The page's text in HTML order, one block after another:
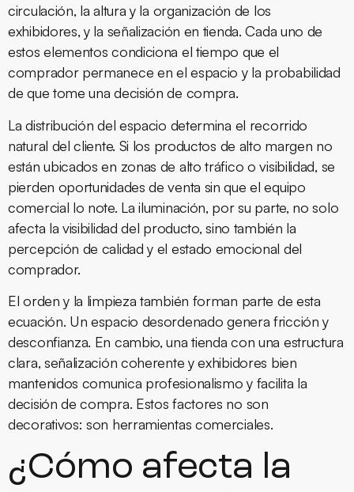
circulación, la altura y la organización de los
exhibidores, y la señalización en tienda. Cada uno de
estos elementos condiciona el tiempo que el
comprador permanece en el espacio y la probabilidad
de que tome una decisión de compra.
La distribución del espacio determina el recorrido
natural del cliente. Si los productos de alto margen no
están ubicados en zonas de alto tráfico o visibilidad, se
pierden oportunidades de venta sin que el equipo
comercial lo note. La iluminación, por su parte, no solo
afecta la visibilidad del producto, sino también la
percepción de calidad y el estado emocional del
comprador.
El orden y la limpieza también forman parte de esta
ecuación. Un espacio desordenado genera fricción y
desconfianza. En cambio, una tienda con una estructura
clara, señalización coherente y exhibidores bien
mantenidos comunica profesionalismo y facilita la
decisión de compra. Estos factores no son
decorativos: son herramientas comerciales.
¿Cómo afecta la